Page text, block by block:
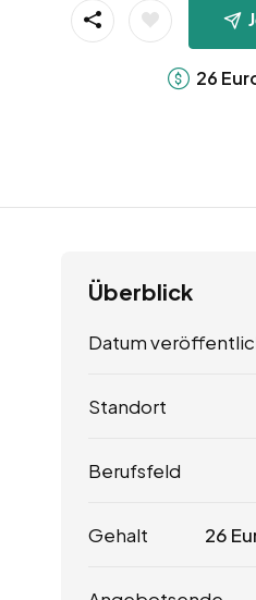
26
Überblick
Datum
Standort
Berufsfeld
Gehalt 26